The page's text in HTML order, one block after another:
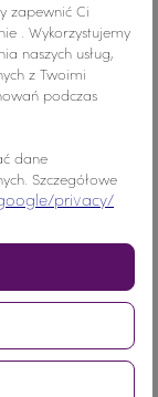
kamyki
,
za
zapewnić Ci
. Wykorzystujemy
naszych usług,
z Twoimi
podczas
dane
Szczegółowe
privacy/